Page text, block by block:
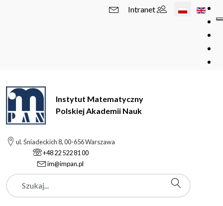
Wybierz swój
Intranet
Instytut Matematyczny
Polskiej Akademii Nauk
ul. Śniadeckich 8, 00-656 Warszawa
+48 22 522 81 00
im@impan.pl
Szukaj